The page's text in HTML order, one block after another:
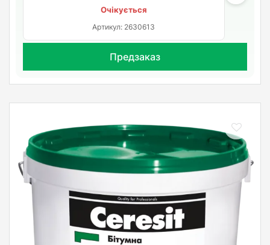
Очікується
Артикул: 2630613
Предзаказ